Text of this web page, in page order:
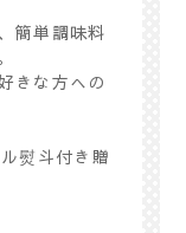
簡単調味料
きな方への
熨斗付き贈